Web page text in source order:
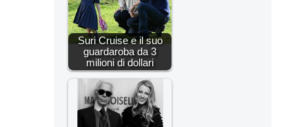
Suri Cruise e il suo
guardaroba da 3
milioni di dollari